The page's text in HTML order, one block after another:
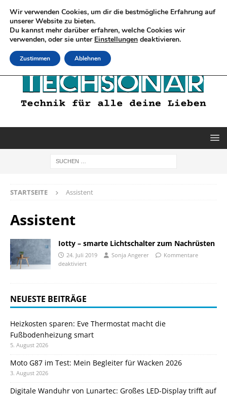
STARTSEITE Assistent
Assistent
Iotty – smarte Lichtschalter zum Nachrüsten
24. Juli 2019 Sonja Angerer
Kommentare
deaktiviert
NEUESTE BEITRÄGE
Heizkosten sparen: Eve Thermostat macht die
Fußbodenheizung smart
5. August 2026
Moto G87 im Test: Mein Begleiter für Wacken 2026
3. August 2026
Digitale Wanduhr von Lunartec: Großes LED-Display trifft auf
Wir verwenden Cookies, um dir die bestmögliche Erfahrung auf
unserer Website zu bieten.
Du kannst mehr darüber erfahren, welche Cookies wir
verwenden, oder sie unter Einstellungen deaktivieren.
Zustimmen Ablehnen